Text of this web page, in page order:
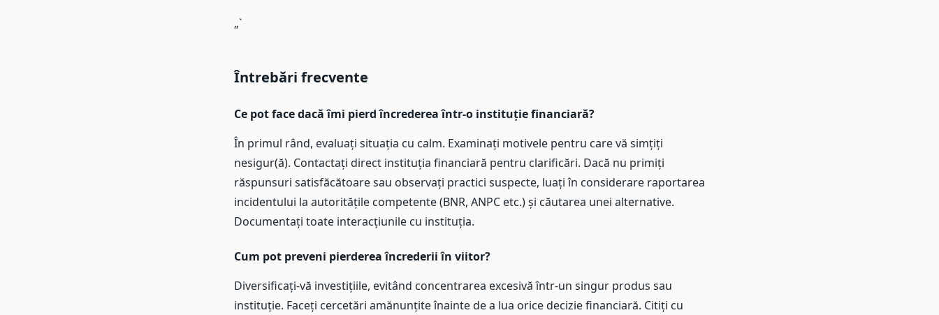
„`
Întrebări frecvente
Ce pot face dacă îmi pierd încrederea într-o instituție financiară?
În primul rând, evaluați situația cu calm. Examinați motivele pentru care vă simțiți
nesigur(ă). Contactați direct instituția financiară pentru clarificări. Dacă nu primiți
răspunsuri satisfăcătoare sau observați practici suspecte, luați în considerare raportarea
incidentului la autoritățile competente (BNR, ANPC etc.) și căutarea unei alternative.
Documentați toate interacțiunile cu instituția.
Cum pot preveni pierderea încrederii în viitor?
Diversificați-vă investițiile, evitând concentrarea excesivă într-un singur produs sau
instituție. Faceți cercetări amănunțite înainte de a lua orice decizie financiară. Citiți cu